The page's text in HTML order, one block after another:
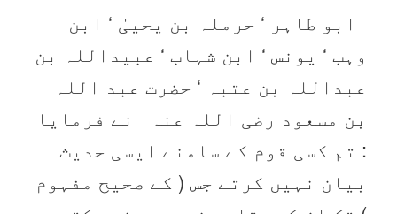
ابو طاہر ‘ حرملہ بن یحییٰ ‘ ابن
وہب ‘ یونس ‘ ابن شہاب ‘ عبیداللہ بن
عبداللہ بن عتبہ ‘ حضرت عبد اللہ
بن مسعود ‌رضی ‌اللہ ‌عنہ ‌ ‌ نے فرمایا
: تم کسی قوم کے سامنے ایسی حدیث
بیان نہیں کرتے جس ( کے صحیح مفہوم